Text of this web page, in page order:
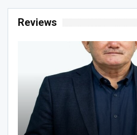
Reviews